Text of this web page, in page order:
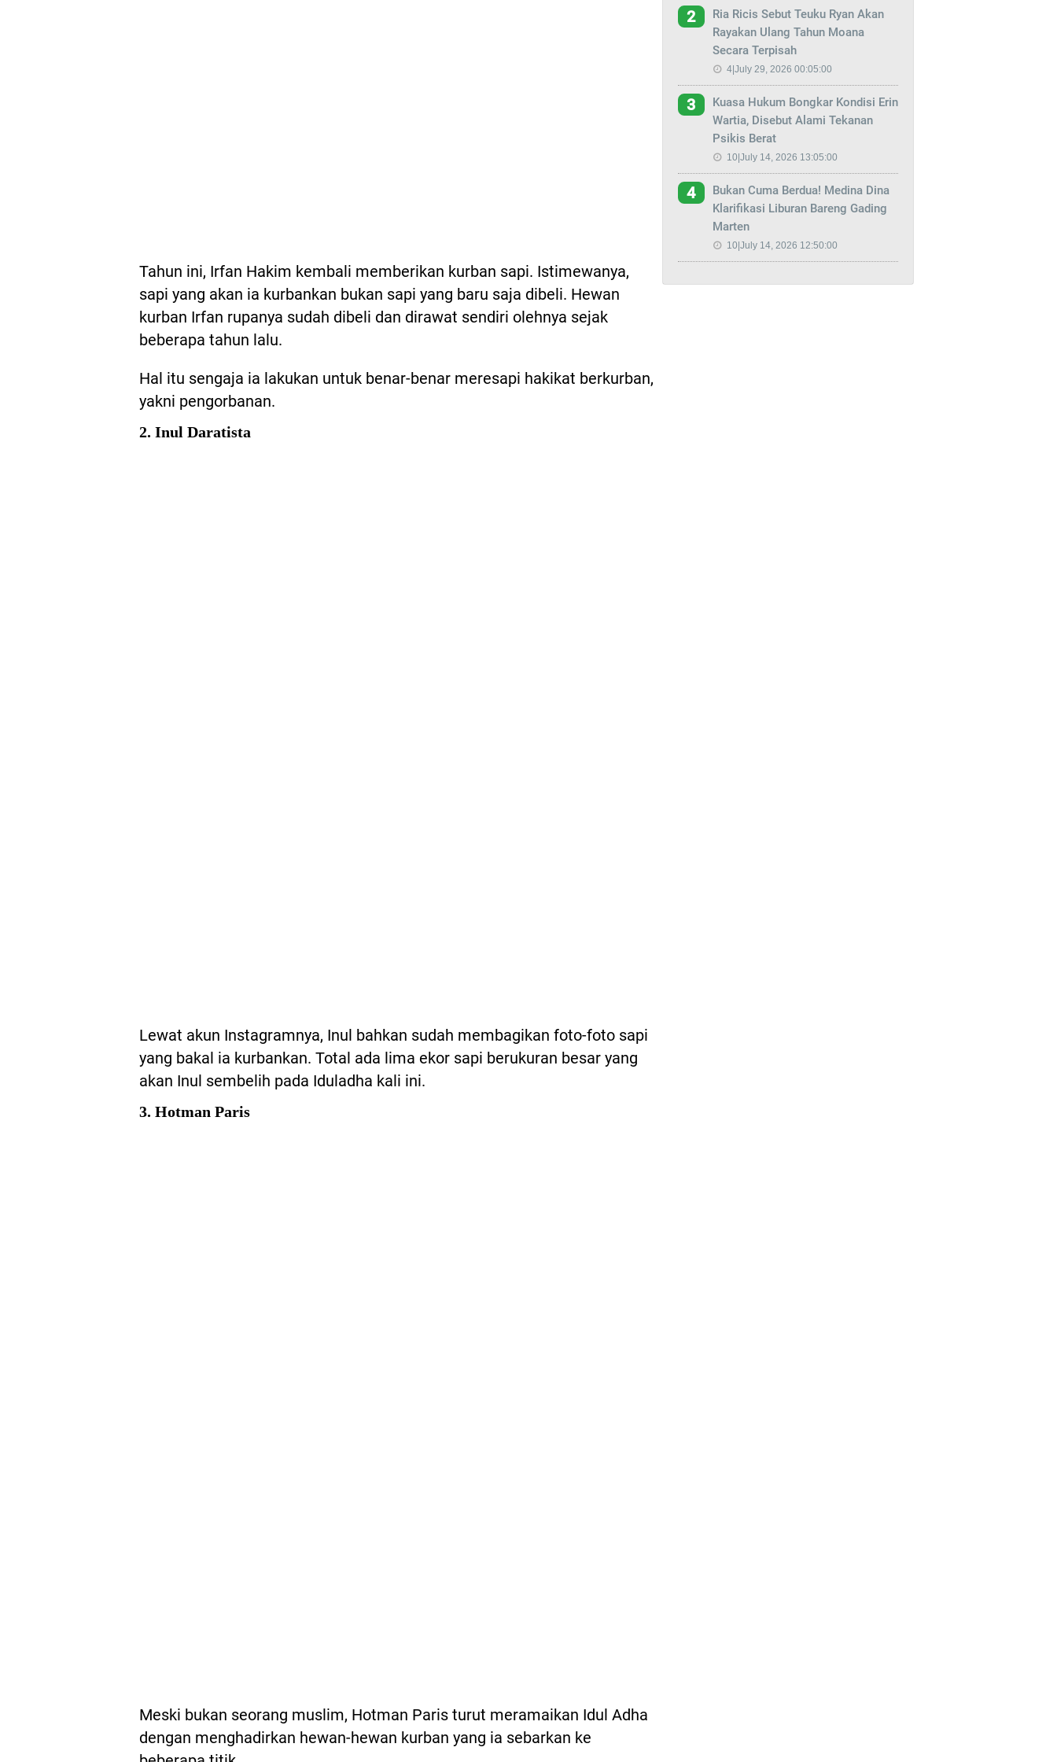
Tahun ini, Irfan Hakim kembali memberikan kurban sapi. Istimewanya,
sapi yang akan ia kurbankan bukan sapi yang baru saja dibeli. Hewan
kurban Irfan rupanya sudah dibeli dan dirawat sendiri olehnya sejak
beberapa tahun lalu.
Hal itu sengaja ia lakukan untuk benar-benar meresapi hakikat berkurban,
yakni pengorbanan.
2. Inul Daratista
Lewat akun Instagramnya, Inul bahkan sudah membagikan foto-foto sapi
yang bakal ia kurbankan. Total ada lima ekor sapi berukuran besar yang
akan Inul sembelih pada Iduladha kali ini.
3. Hotman Paris
Meski bukan seorang muslim, Hotman Paris turut meramaikan Idul Adha
dengan menghadirkan hewan-hewan kurban yang ia sebarkan ke
2
Ria Ricis Sebut Teuku Ryan Akan
Rayakan Ulang Tahun Moana
Secara Terpisah
4|July 29, 2026 00:05:00
3
Kuasa Hukum Bongkar Kondisi Erin
Wartia, Disebut Alami Tekanan
Psikis Berat
10|July 14, 2026 13:05:00
4
Bukan Cuma Berdua! Medina Dina
Klarifikasi Liburan Bareng Gading
Marten
10|July 14, 2026 12:50:00